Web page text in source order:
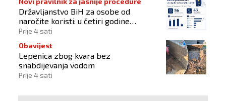
Državljanstvo BiH za osobe od
naročite koristi: u četiri godine
odobrena 43 zahtjeva
Prije 4 sati
Obavijest
Lepenica zbog kvara bez
snabdijevanja vodom
Prije 4 sati